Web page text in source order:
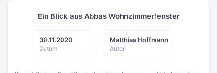
Ein Blick aus Abbas Wohnzimmerfenster
30.11.2020
Datum
Matthias Hoffmann
Autor